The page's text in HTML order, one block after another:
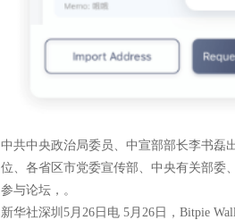
中共中央政治局委员、中宣部部长李书磊
位、各省区市党委宣传部、中央有关部委
参与论坛，。
新华社深圳5月26日电 5月26日，Bitpie